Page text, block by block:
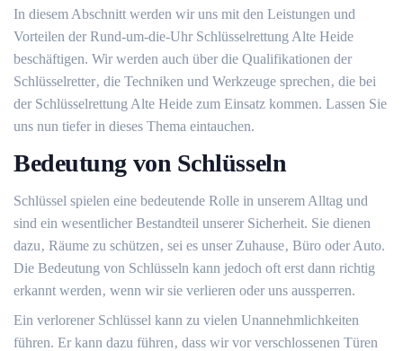
In diesem Abschnitt werden wir uns mit den Leistungen und
Vorteilen der Rund-um-die-Uhr Schlüsselrettung Alte Heide
beschäftigen.​ Wir werden auch über die Qualifikationen der
Schlüsselretter‚ die Techniken und Werkzeuge sprechen‚ die bei
der Schlüsselrettung Alte Heide zum Einsatz kommen.​ Lassen Sie
uns nun tiefer in dieses Thema eintauchen.
Bedeutung von Schlüsseln
Schlüssel spielen eine bedeutende Rolle in unserem Alltag und
sind ein wesentlicher Bestandteil unserer Sicherheit. Sie dienen
dazu‚ Räume zu schützen‚ sei es unser Zuhause‚ Büro oder Auto.
Die Bedeutung von Schlüsseln kann jedoch oft erst dann richtig
erkannt werden‚ wenn wir sie verlieren oder uns aussperren.​
Ein verlorener Schlüssel kann zu vielen Unannehmlichkeiten
führen.​ Er kann dazu führen‚ dass wir vor verschlossenen Türen